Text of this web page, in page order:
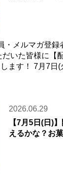
・メルマガ登録
いた皆様に【
でにメルマガ
2026.06.29
【7月5日(日)
えるかな？お